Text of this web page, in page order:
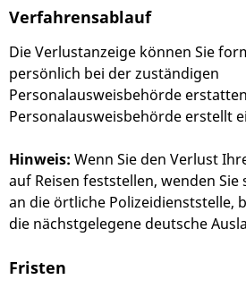
Verfahrensablauf
Die Verlustanzeige können Sie
persönlich bei der zuständigen
Personalausweisbehörde
Personalausweisbehörde erstellt
Hinweis: Wenn Sie den Verlust
auf Reisen feststellen, wenden
an die örtliche Polizeidienststelle,
die nächstgelegene deutsche
Fristen